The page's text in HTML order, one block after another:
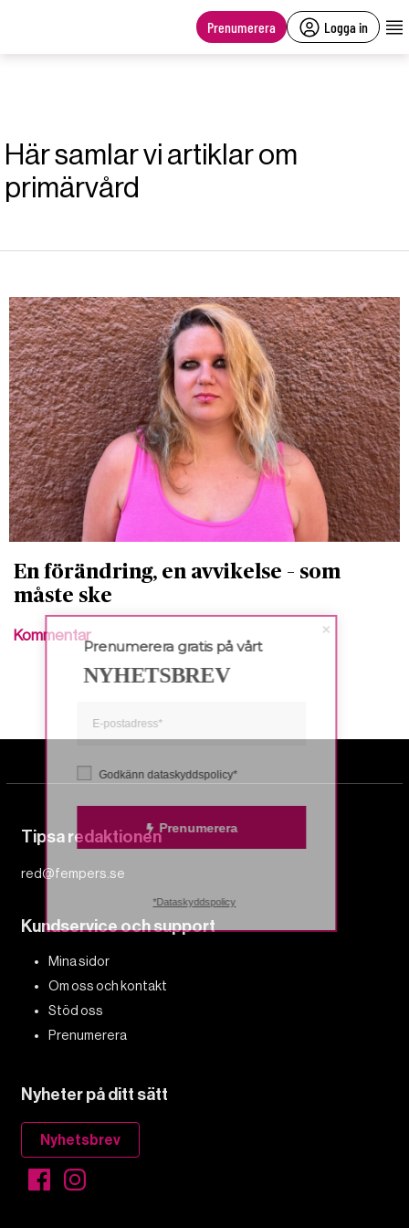
Prenumerera Logga in
Här samlar vi artiklar om
primärvård
En förändring, en avvikelse – som
måste ske
Kommentar
Tipsa redaktionen
red@fempers.se
Kundservice och support
Mina sidor
Om oss och kontakt
Stöd oss
Prenumerera
Nyheter på ditt sätt
Nyhetsbrev
Godkänn dataskyddspolicy*
Prenumerera
Prenumerera gratis på vårt
NYHETSBREV
*Dataskyddspolicy